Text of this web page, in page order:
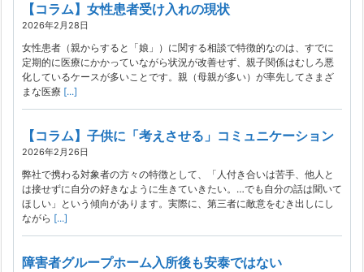
【コラム】女性患者受け入れの現状
2026年2月28日
女性患者（親からすると「娘」）に関する相談で特徴的なのは、すでに
定期的に医療にかかっていながら状況が改善せず、親子関係はむしろ悪
化しているケースが多いことです。親（母親が多い）が率先してさまざ
まな医療 [...]
【コラム】子供に「考えさせる」コミュニケーション
2026年2月26日
弊社で携わる対象者の方々の特徴として、「人付き合いは苦手、他人と
は接せずに自分の好きなように生きていきたい。…でも自分の話は聞いて
ほしい」という傾向があります。実際に、第三者に敵意をむき出しにし
ながら [...]
障害者グループホーム入所後も安泰ではない